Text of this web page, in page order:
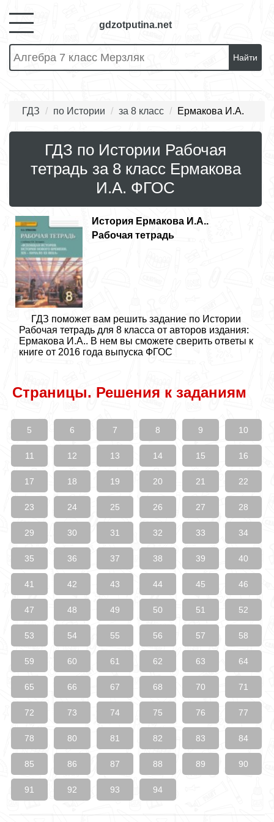
gdzotputina.net
Найти
ГДЗ по Истории за 8 класс Ермакова И.А.
ГДЗ по Истории Рабочая
тетрадь за 8 класс Ермакова
И.А. ФГОС
История Ермакова И.А..
Рабочая тетрадь
ГДЗ поможет вам решить задание по Истории
Рабочая тетрадь для 8 класса от авторов издания:
Ермакова И.А.. В нем вы сможете сверить ответы к
книге от 2016 года выпуска ФГОС
Cтраницы. Решения к заданиям
5 6 7 8 9 10
11 12 13 14 15 16
17 18 19 20 21 22
23 24 25 26 27 28
29 30 31 32 33 34
35 36 37 38 39 40
41 42 43 44 45 46
47 48 49 50 51 52
53 54 55 56 57 58
59 60 61 62 63 64
65 66 67 68 70 71
72 73 74 75 76 77
78 80 81 82 83 84
85 86 87 88 89 90
91 92 93 94